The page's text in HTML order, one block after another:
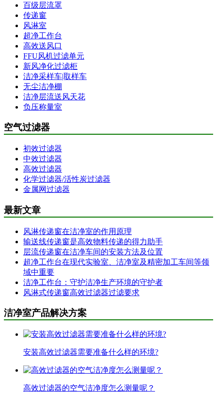
百级层流罩
传递窗
风淋室
超净工作台
高效送风口
FFU风机过滤单元
新风净化过滤柜
洁净采样车|取样车
无尘洁净棚
洁净层流送风天花
负压称量室
空气过滤器
初效过滤器
中效过滤器
高效过滤器
化学过滤器/活性炭过滤器
金属网过滤器
最新文章
风淋传递窗在洁净室的作用原理
输送线传递窗是高效物料传递的得力助手
层流传递窗在洁净车间的安装方法及位置
超净工作台在现代实验室、洁净室及精密加工车间等领
域中重要
洁净工作台：守护洁净生产环境的守护者
风淋式传递窗高效过滤器过滤要求
洁净室产品解决方案
安装高效过滤器需要准备什么样的环境?
高效过滤器的空气洁净度怎么测量呢？